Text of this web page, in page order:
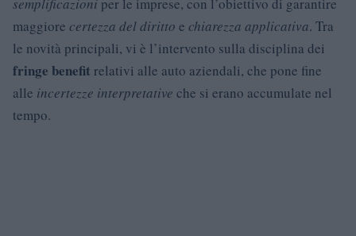
semplificazioni per le imprese, con l’obiettivo di garantire
maggiore certezza del diritto e chiarezza applicativa. Tra
le novità principali, vi è l’intervento sulla disciplina dei
fringe benefit relativi alle auto aziendali, che pone fine
alle incertezze interpretative che si erano accumulate nel
tempo.